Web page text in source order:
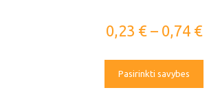
0,23 €– 0,74 €
Pasirinkti savybes